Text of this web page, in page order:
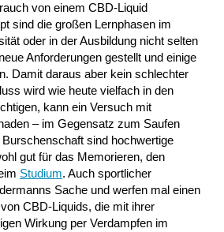
von einem CBD-Liquid
sind die großen Lernphasen im
oder in der Ausbildung nicht selten
Anforderungen gestellt und einige
Damit daraus aber kein schlechter
wird wie heute vielfach in den
kann ein Versuch mit
– im Gegensatz zum Saufen
sind hochwertige
gut für das Memorieren, den
Studium. Auch sportlicher
Sache und werfen mal einen
CBD-Liquids, die mit ihrer
Wirkung per Verdampfen im